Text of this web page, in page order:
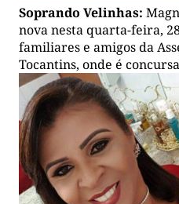
Soprando Velinhas:
nova nesta quarta-feira,
familiares e amigos da
Tocantins, onde é